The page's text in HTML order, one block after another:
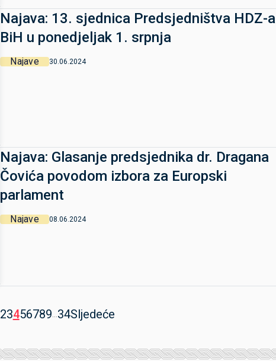
Najava: 13. sjednica Predsjedništva HDZ-a
BiH u ponedjeljak 1. srpnja
Najave 30.06.2024
Najava: Glasanje predsjednika dr. Dragana
Čovića povodom izbora za Europski
parlament
Najave 08.06.2024
23456789 34Sljedeće